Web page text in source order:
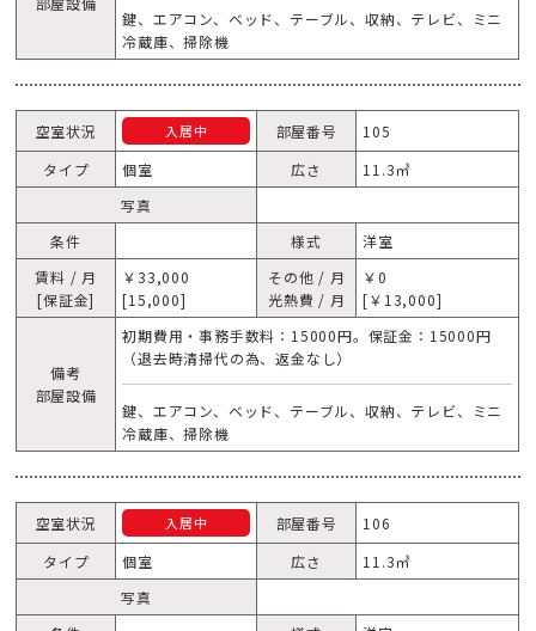
鍵、エアコン、ベッド、テーブル、収納、テレビ、ミニ
冷蔵庫、掃除機
空室状況 入居中 部屋番号
105
タイプ
個室 広さ
11.3㎥
写真
条件
様式
洋室
賃料 / 月
[保証金]
￥33,000
[15,000]
その他 / 月
光熱費 / 月
￥0
[￥13,000]
備考
部屋設備
初期費用・事務手数料：15000円。保証金：15000円
（退去時清掃代の為、返金なし）
鍵、エアコン、ベッド、テーブル、収納、テレビ、ミニ
冷蔵庫、掃除機
空室状況 入居中 部屋番号
106
タイプ
個室 広さ
11.3㎥
写真